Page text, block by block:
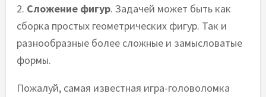
2. Сложение фигур. Задачей может быть как
сборка простых геометрических фигур. Так и
разнообразные более сложные и замысловатые
формы.
Пожалуй, самая известная игра-головоломка